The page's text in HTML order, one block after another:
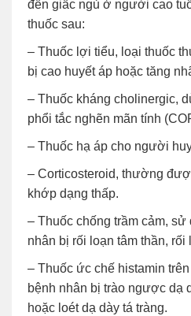
đến giấc ngủ ở người cao
thuốc sau:
– Thuốc lợi tiểu, loại thuốc
bị cao huyết áp hoặc tăng
– Thuốc kháng cholinergic,
phổi tắc nghẽn mãn tính
– Thuốc hạ áp cho người
– Corticosteroid, thường
khớp dạng thấp.
– Thuốc chống trầm cảm, sử
nhân bị rối loạn tâm thần, rối
– Thuốc ức chế histamin
bệnh nhân bị trào ngược dạ
hoặc loét dạ dày tá tràng.